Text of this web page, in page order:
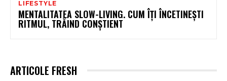
LIFESTYLE
MENTALITATEA SLOW-LIVING. CUM ÎȚI ÎNCETINEȘTI
RITMUL, TRĂIND CONȘTIENT
ARTICOLE FRESH